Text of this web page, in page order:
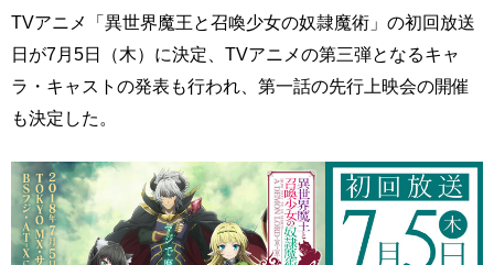
TVアニメ「異世界魔王と召喚少女の奴隷魔術」の初回放送
日が7月5日（木）に決定、TVアニメの第三弾となるキャ
ラ・キャストの発表も行われ、第一話の先行上映会の開催
も決定した。